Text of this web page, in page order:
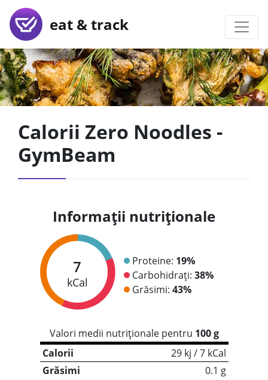
eat & track
Calorii Zero Noodles -
GymBeam
Informații nutriționale
7
kCal
Proteine: 19%
Carbohidrați: 38%
Grăsimi: 43%
Valori medii nutriționale pentru 100 g
Calorii
29 kj / 7 kCal
Grăsimi
0.1 g